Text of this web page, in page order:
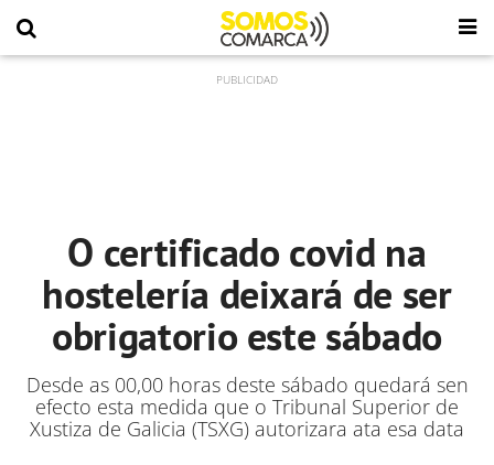
O certificado covid na
hostelería deixará de ser
obrigatorio este sábado
Desde as 00,00 horas deste sábado quedará sen
efecto esta medida que o Tribunal Superior de
Xustiza de Galicia (TSXG) autorizara ata esa data